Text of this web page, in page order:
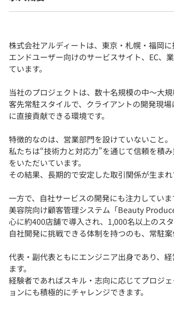
株式会社アルディートは、東京・札幌・福岡に
エンドユーザー向けのサービスサイト、EC、
ています。
当社のプロジェクトは、数十名規模の中〜大規
客先常駐スタイルで、クライアントの開発現
に直接貢献できる環境です。
特徴的なのは、営業部門を設けていないこと。
私たちは“技術力と対応力”を通じて信頼を積
をいただいています。
その結果、長期的で安定した取引関係が生まれ
一方で、自社サービスの開発にも注力していま
美容院向け顧客管理システム「Beauty
心に約400店舗で導入され、1,000名以上のス
自社開発に挑戦できる体制を持つのも、常駐
代表・副代表ともにエンジニア出身であり、
ます。
経験者であればスキル・志向に応じてプロジ
ョンにも積極的にチャレンジできます。